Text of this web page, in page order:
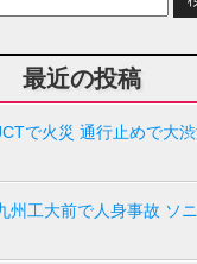
最近の投稿
で火災 通行止めで大
州工大前で人身事故 ソ